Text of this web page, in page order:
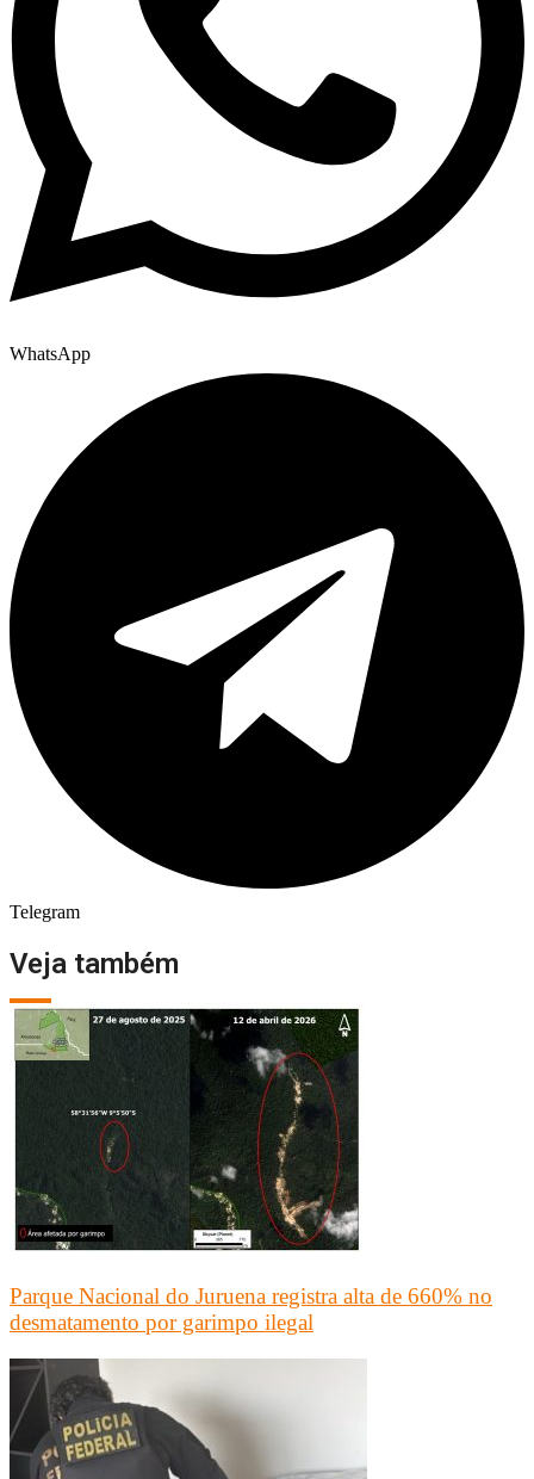
WhatsApp
Telegram
Veja também
Parque Nacional do Juruena registra alta de 660% no
desmatamento por garimpo ilegal